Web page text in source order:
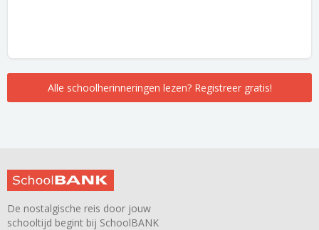
Alle schoolherinneringen lezen? Registreer gratis!
De nostalgische reis door jouw
schooltijd begint bij SchoolBANK